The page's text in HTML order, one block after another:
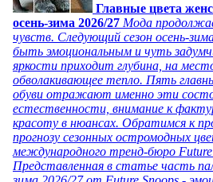
Главные цвета
осень-зима 2026/27 Мода
чувств. Следующий сезон осень-
быть эмоциональным и чуть
яркости приходит глубина, на
обволакивающее тепло. Пять
обуви отражают именно эти
естественности, внимание к
красоту в нюансах. Обратимся к
прогнозу сезонных остромодных
международного тренд-бюро Future
Представленная в статье часть